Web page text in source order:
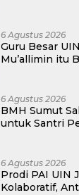
6 Agustus 2026
Guru Besar
Mu’allimin itu
6 Agustus 2026
BMH Sumut
untuk Santri
6 Agustus 2026
Prodi PAI UIN
Kolaboratif,